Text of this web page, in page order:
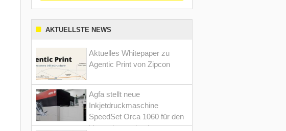
AKTUELLSTE NEWS
Aktuelles Whitepaper zu
Agentic Print von Zipcon
Agfa stellt neue
Inkjetdruckmaschine
SpeedSet Orca 1060 für den
Verpackungsdruck vor